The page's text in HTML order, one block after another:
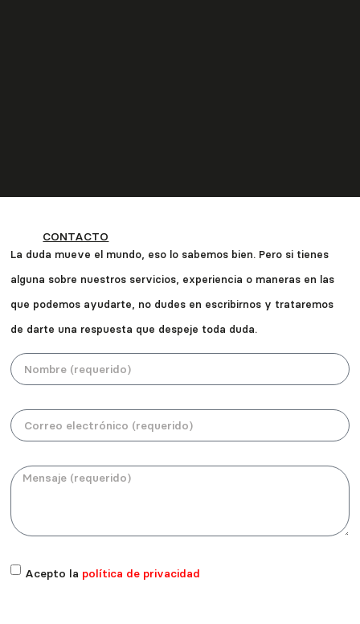
CONTACTO
La duda mueve el mundo, eso lo sabemos bien. Pero si tienes
alguna sobre nuestros servicios, experiencia o maneras en las
que podemos ayudarte, no dudes en escribirnos y trataremos
de darte una respuesta que despeje toda duda.
Acepto la política de privacidad